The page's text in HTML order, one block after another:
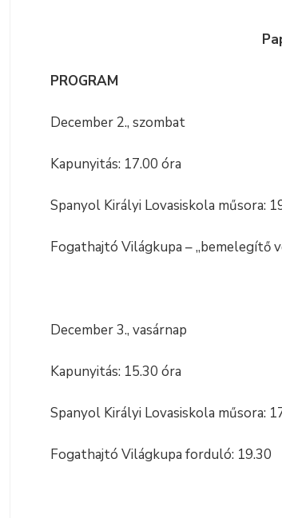
PROGRAM
December 2., szombat
Kapunyitás: 17.00 óra
Spanyol Királyi Lovasiskola műsora:
Fogathajtó Világkupa – „bemelegítő
December 3., vasárnap
Kapunyitás: 15.30 óra
Spanyol Királyi Lovasiskola műsora:
Fogathajtó Világkupa forduló: 19.30